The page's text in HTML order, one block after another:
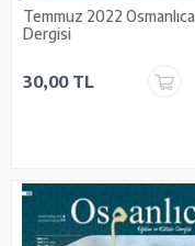
Temmuz 2022 Osmanlıca
Dergisi
30,00 TL